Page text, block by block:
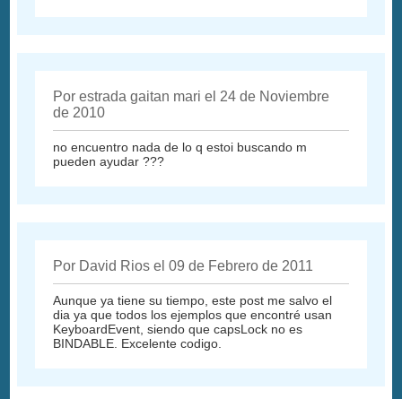
Por estrada gaitan mari el 24 de Noviembre
de 2010
no encuentro nada de lo q estoi buscando m
pueden ayudar ???
Por David Rios el 09 de Febrero de 2011
Aunque ya tiene su tiempo, este post me salvo el
dia ya que todos los ejemplos que encontré usan
KeyboardEvent, siendo que capsLock no es
BINDABLE. Excelente codigo.